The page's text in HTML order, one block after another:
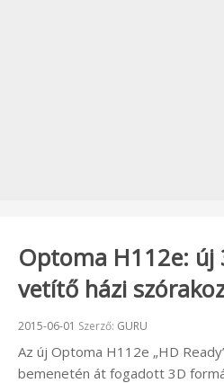
Optoma H112e: új
vetítő házi
Beküldve:
2015-06-01 Szerző: GURU
Az új Optoma H112e „HD
bemenetén át fogadott 3D